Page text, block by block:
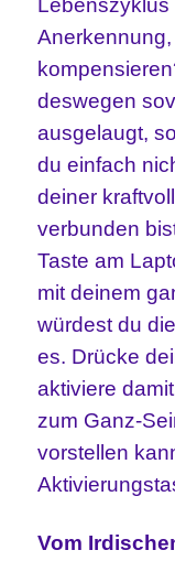
Lebenszyklus
deswegen
ausgelaugt,
du einfach
deiner
verbunden
Taste am
mit deinem
würdest du
es. Drücke
aktiviere
zum Ganz-
vorstellen
Vom